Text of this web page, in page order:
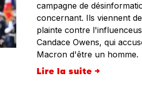
campagne de
concernant. Ils viennent
plainte contre
Candace Owens, qui
Macron d'être un homme.
Lire la suite →